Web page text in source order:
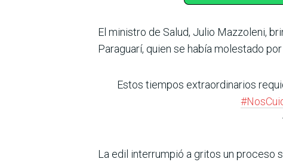
El ministro de Salud, Julio Mazzoleni,
Paraguarí, quien se había molestado
Estos tiempos extraordinarios
La edil interrumpió a gritos un proceso